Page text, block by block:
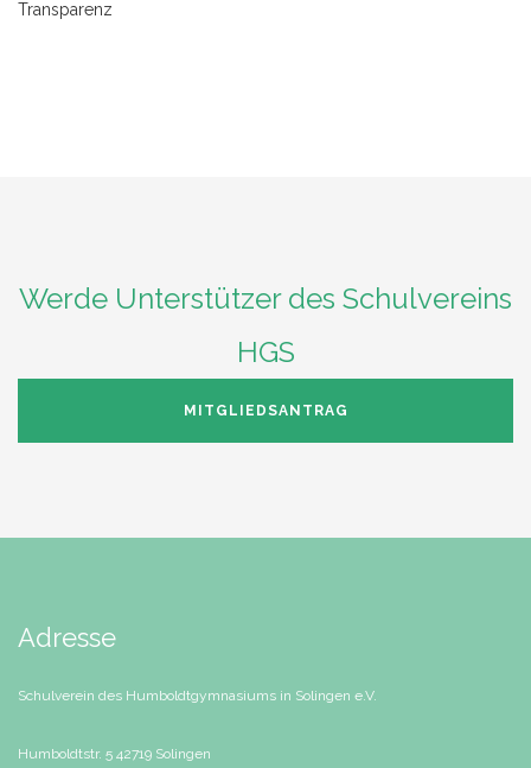
Transparenz
Werde Unterstützer des Schulvereins
HGS
MITGLIEDSANTRAG
Adresse
Schulverein des Humboldtgymnasiums in Solingen e.V.
Humboldtstr. 5 42719 Solingen